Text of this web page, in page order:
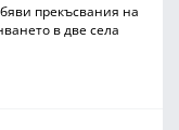
прекъсвания на
в две села